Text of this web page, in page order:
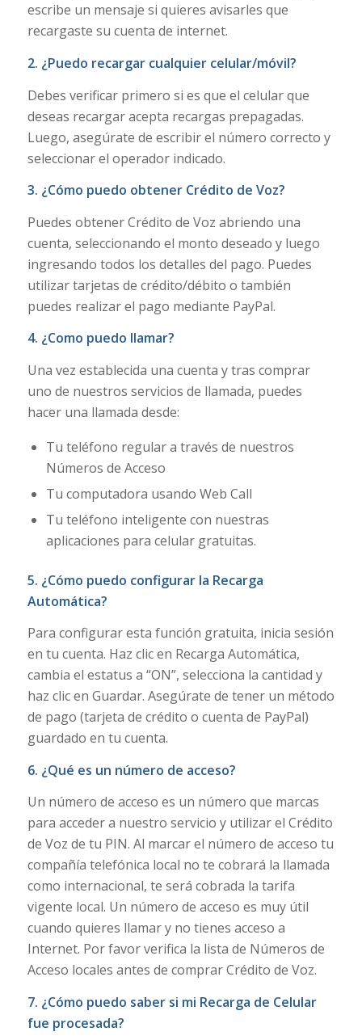
escribe un mensaje si quieres avisarles que
recargaste su cuenta de internet.
2. ¿Puedo recargar cualquier celular/móvil?
Debes verificar primero si es que el celular que
deseas recargar acepta recargas prepagadas.
Luego, asegúrate de escribir el número correcto y
seleccionar el operador indicado.
3. ¿Cómo puedo obtener Crédito de Voz?
Puedes obtener Crédito de Voz abriendo una
cuenta, seleccionando el monto deseado y luego
ingresando todos los detalles del pago. Puedes
utilizar tarjetas de crédito/débito o también
puedes realizar el pago mediante PayPal.
4. ¿Como puedo llamar?
Una vez establecida una cuenta y tras comprar
uno de nuestros servicios de llamada, puedes
hacer una llamada desde:
Tu teléfono regular a través de nuestros
Números de Acceso
Tu computadora usando Web Call
Tu teléfono inteligente con nuestras
aplicaciones para celular gratuitas.
5. ¿Cómo puedo configurar la Recarga
Automática?
Para configurar esta función gratuita, inicia sesión
en tu cuenta. Haz clic en Recarga Automática,
cambia el estatus a “ON”, selecciona la cantidad y
haz clic en Guardar. Asegúrate de tener un método
de pago (tarjeta de crédito o cuenta de PayPal)
guardado en tu cuenta.
6. ¿Qué es un número de acceso?
Un número de acceso es un número que marcas
para acceder a nuestro servicio y utilizar el Crédito
de Voz de tu PIN. Al marcar el número de acceso tu
compañía telefónica local no te cobrará la llamada
como internacional, te será cobrada la tarifa
vigente local. Un número de acceso es muy útil
cuando quieres llamar y no tienes acceso a
Internet. Por favor verifica la lista de Números de
Acceso locales antes de comprar Crédito de Voz.
7. ¿Cómo puedo saber si mi Recarga de Celular
fue procesada?